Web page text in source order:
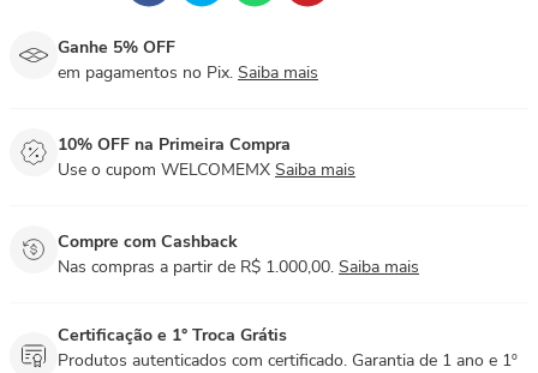
Ganhe 5% OFF
em pagamentos no Pix. Saiba mais
10% OFF na Primeira Compra
Use o cupom WELCOMEMX Saiba mais
Compre com Cashback
Nas compras a partir de R$ 1.000,00. Saiba mais
Certificação e 1° Troca Grátis
Produtos autenticados com certificado. Garantia de 1 ano e 1º